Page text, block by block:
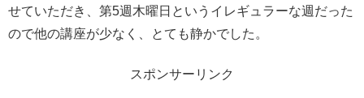
せていただき、第5週木曜日というイレギュラーな週だった
ので他の講座が少なく、とても静かでした。
スポンサーリンク